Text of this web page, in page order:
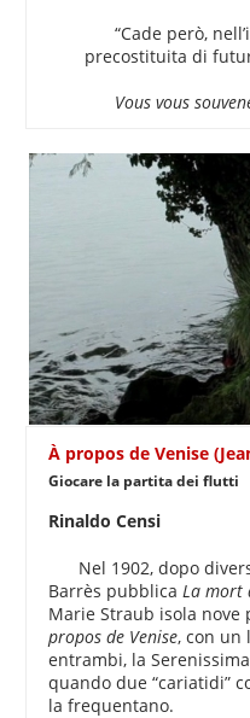
“Cade però,
precostituita di
Vous vous
À propos de Venise
Giocare la partita dei flutti
Rinaldo Censi
Nel 1902, dopo
Barrès pubblicaLa mort
Marie Straub isola nove
propos de Venise, con un
entrambi, la
quando due “cariatidi”
la frequentano.